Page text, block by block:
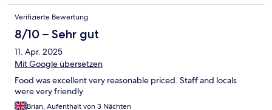
Verifizierte Bewertung
8/10 – Sehr gut
11. Apr. 2025
Mit Google übersetzen
Food was excellent very reasonable priced. Staff and locals
were very friendly
Brian, Aufenthalt von 3 Nächten